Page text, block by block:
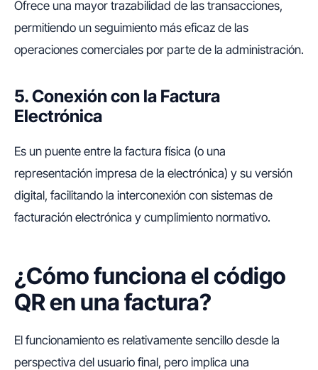
Ofrece una mayor trazabilidad de las transacciones,
permitiendo un seguimiento más eficaz de las
operaciones comerciales por parte de la administración.
5. Conexión con la Factura
Electrónica
Es un puente entre la factura física (o una
representación impresa de la electrónica) y su versión
digital, facilitando la interconexión con sistemas de
facturación electrónica y cumplimiento normativo.
¿Cómo funciona el código
QR en una factura?
El funcionamiento es relativamente sencillo desde la
perspectiva del usuario final, pero implica una